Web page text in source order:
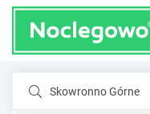
Skowronno Górne